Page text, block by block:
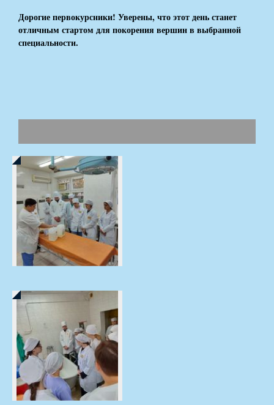
Дорогие первокурсники! Уверены, что этот день станет
отличным стартом для покорения вершин в выбранной
специальности.